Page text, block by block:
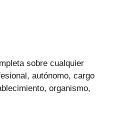
sobre cualquier
autónomo, cargo
organismo,